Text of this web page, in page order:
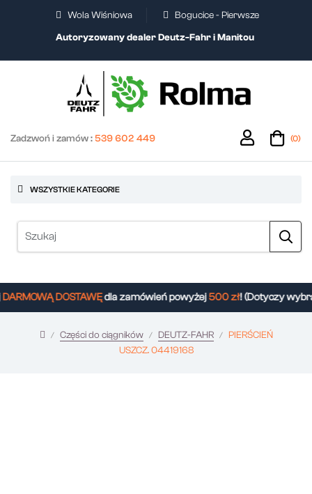
Wola Wiśniowa
Bogucice - Pierwsze
Autoryzowany dealer Deutz-Fahr i Manitou
Zadzwoń i zamów :539 602 449 (0)
WSZYSTKIE KATEGORIE
DOSTAWĘdla zamówień powyżej500 zł! (Dotyczy
Części do ciągników DEUTZ-FAHR
PIERŚCIEŃ
USZCZ. 04419168